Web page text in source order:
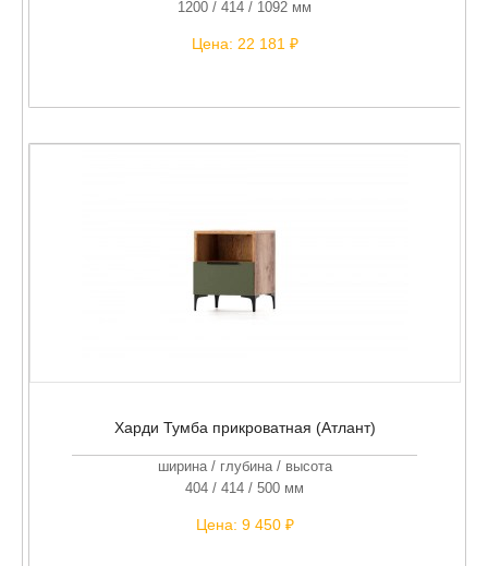
1200 / 414 / 1092 мм
Цена: 22 181 ₽
Харди Тумба прикроватная (Атлант)
ширина / глубина / высота
404 / 414 / 500 мм
Цена: 9 450 ₽